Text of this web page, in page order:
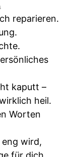
reparieren.
kaputt –
heil.
Worten
wird,